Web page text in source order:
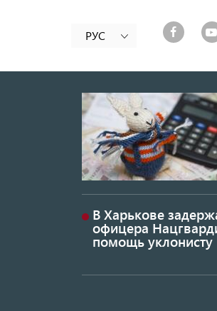
РУС
В Харькове
офицера
помощь уклонисту